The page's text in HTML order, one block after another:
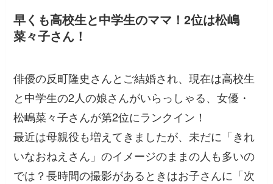
早くも高校生と中学生のママ！2位は松嶋
菜々子さん！
俳優の反町隆史さんとご結婚され、現在は高校生
と中学生の2人の娘さんがいらっしゃる、女優・
松嶋菜々子さんが第2位にランクイン！
最近は母親役も増えてきましたが、未だに「きれ
いなおねえさん」のイメージのままの人も多いの
では？長時間の撮影があるときはお子さんに「次